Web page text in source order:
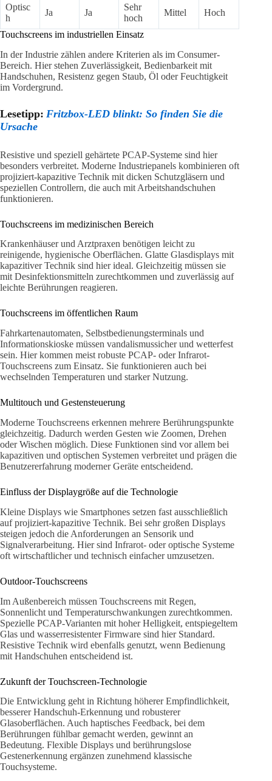
Optisc
h
Ja Ja
Sehr
hoch
Mittel Hoch
Touchscreens im industriellen Einsatz
In der Industrie zählen andere Kriterien als im Consumer-
Bereich. Hier stehen Zuverlässigkeit, Bedienbarkeit mit
Handschuhen, Resistenz gegen Staub, Öl oder Feuchtigkeit
im Vordergrund.
Lesetipp: Fritzbox-LED blinkt: So finden Sie die
Ursache
Resistive und speziell gehärtete PCAP-Systeme sind hier
besonders verbreitet. Moderne Industriepanels kombinieren oft
projiziert-kapazitive Technik mit dicken Schutzgläsern und
speziellen Controllern, die auch mit Arbeitshandschuhen
funktionieren.
Touchscreens im medizinischen Bereich
Krankenhäuser und Arztpraxen benötigen leicht zu
reinigende, hygienische Oberflächen. Glatte Glasdisplays mit
kapazitiver Technik sind hier ideal. Gleichzeitig müssen sie
mit Desinfektionsmitteln zurechtkommen und zuverlässig auf
leichte Berührungen reagieren.
Touchscreens im öffentlichen Raum
Fahrkartenautomaten, Selbstbedienungsterminals und
Informationskioske müssen vandalismussicher und wetterfest
sein. Hier kommen meist robuste PCAP- oder Infrarot-
Touchscreens zum Einsatz. Sie funktionieren auch bei
wechselnden Temperaturen und starker Nutzung.
Multitouch und Gestensteuerung
Moderne Touchscreens erkennen mehrere Berührungspunkte
gleichzeitig. Dadurch werden Gesten wie Zoomen, Drehen
oder Wischen möglich. Diese Funktionen sind vor allem bei
kapazitiven und optischen Systemen verbreitet und prägen die
Benutzererfahrung moderner Geräte entscheidend.
Einfluss der Displaygröße auf die Technologie
Kleine Displays wie Smartphones setzen fast ausschließlich
auf projiziert-kapazitive Technik. Bei sehr großen Displays
steigen jedoch die Anforderungen an Sensorik und
Signalverarbeitung. Hier sind Infrarot- oder optische Systeme
oft wirtschaftlicher und technisch einfacher umzusetzen.
Outdoor-Touchscreens
Im Außenbereich müssen Touchscreens mit Regen,
Sonnenlicht und Temperaturschwankungen zurechtkommen.
Spezielle PCAP-Varianten mit hoher Helligkeit, entspiegeltem
Glas und wasserresistenter Firmware sind hier Standard.
Resistive Technik wird ebenfalls genutzt, wenn Bedienung
mit Handschuhen entscheidend ist.
Zukunft der Touchscreen-Technologie
Die Entwicklung geht in Richtung höherer Empfindlichkeit,
besserer Handschuh-Erkennung und robusterer
Glasoberflächen. Auch haptisches Feedback, bei dem
Berührungen fühlbar gemacht werden, gewinnt an
Bedeutung. Flexible Displays und berührungslose
Gestenerkennung ergänzen zunehmend klassische
Touchsysteme.